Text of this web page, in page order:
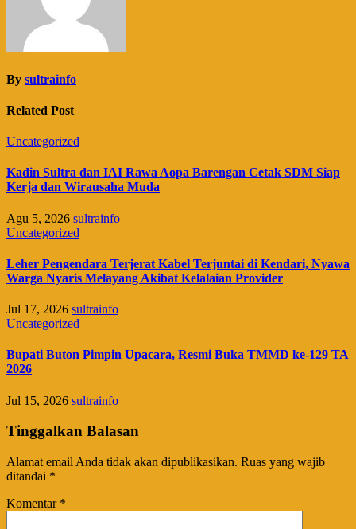
By sultrainfo
Related Post
Uncategorized
Kadin Sultra dan IAI Rawa Aopa Barengan Cetak SDM Siap
Kerja dan Wirausaha Muda
Agu 5, 2026 sultrainfo
Uncategorized
Leher Pengendara Terjerat Kabel Terjuntai di Kendari, Nyawa
Warga Nyaris Melayang Akibat Kelalaian Provider
Jul 17, 2026 sultrainfo
Uncategorized
Bupati Buton Pimpin Upacara, Resmi Buka TMMD ke-129 TA
2026
Jul 15, 2026 sultrainfo
Tinggalkan Balasan
Alamat email Anda tidak akan dipublikasikan. Ruas yang wajib
ditandai *
Komentar *